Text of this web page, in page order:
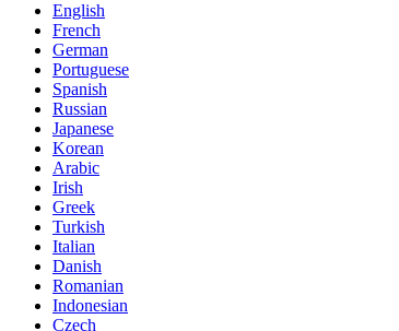
English
French
German
Portuguese
Spanish
Russian
Japanese
Korean
Arabic
Irish
Greek
Turkish
Italian
Danish
Romanian
Indonesian
Czech